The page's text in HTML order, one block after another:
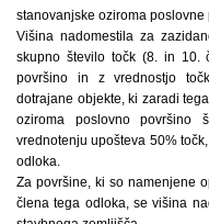
stanovanjske oziroma poslovne
Višina nadomestila za
skupno število točk (8. in 10.
površino in z vrednostjo
dotrajane objekte, ki zaradi
oziroma poslovno
vrednotenju upošteva 50%
odloka.
Za površine, ki so namenjene
člena tega odloka, se višina